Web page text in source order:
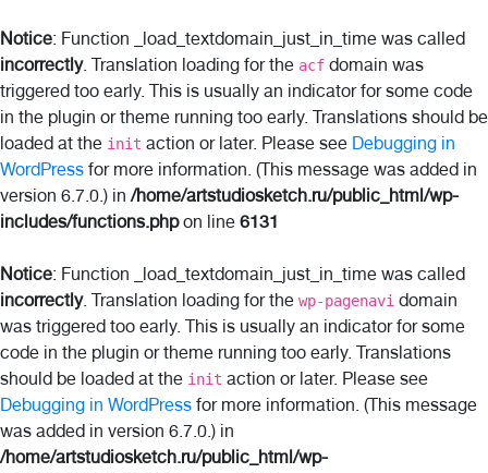
Notice: Function _load_textdomain_just_in_time was called
incorrectly. Translation loading for the acf domain was
triggered too early. This is usually an indicator for some code
in the plugin or theme running too early. Translations should be
loaded at the init action or later. Please see Debugging in
WordPress for more information. (This message was added in
version 6.7.0.) in/home/artstudiosketch.ru/public_html/wp-
includes/functions.phpon line 6131
Notice: Function _load_textdomain_just_in_time was called
incorrectly. Translation loading for the wp-pagenavi domain
was triggered too early. This is usually an indicator for some
code in the plugin or theme running too early. Translations
should be loaded at the init action or later. Please see
Debugging in WordPress for more information. (This message
was added in version 6.7.0.) in
/home/artstudiosketch.ru/public_html/wp-